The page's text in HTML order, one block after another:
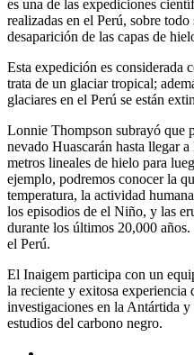
es una de las expediciones
realizadas en el Perú, sobre
desaparición de las capas de
Esta expedición es considerada
trata de un glaciar tropical;
glaciares en el Perú se están
Lonnie Thompson subrayó que
nevado Huascarán hasta llegar
metros lineales de hielo para
ejemplo, podremos conocer la
temperatura, la actividad
los episodios de el Niño, y las
durante los últimos 20,000
el Perú.
El Inaigem participa con un
la reciente y exitosa experiencia
investigaciones en la Antártida y
estudios del carbono negro.